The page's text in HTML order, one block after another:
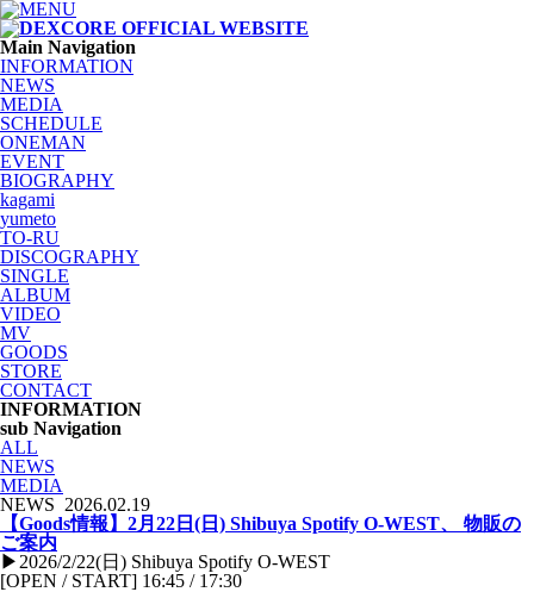
Main Navigation
INFORMATION
NEWS
MEDIA
SCHEDULE
ONEMAN
EVENT
BIOGRAPHY
kagami
yumeto
TO-RU
DISCOGRAPHY
SINGLE
ALBUM
VIDEO
MV
GOODS
STORE
CONTACT
INFORMATION
sub Navigation
ALL
NEWS
MEDIA
NEWS 2026.02.19
【Goods情報】2月22日(日) Shibuya Spotify O-WEST、 物販の
ご案内
▶︎2026/2/22(日) Shibuya Spotify O-WEST
[OPEN / START] 16:45 / 17:30